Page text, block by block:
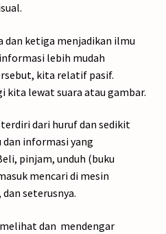
dan ketiga menjadikan ilmu
lebih mudah
kita relatif pasif.
kita lewat suara atau gambar.
dari huruf dan sedikit
informasi yang
pinjam, unduh (buku
mencari di mesin
seterusnya.
dan mendengar